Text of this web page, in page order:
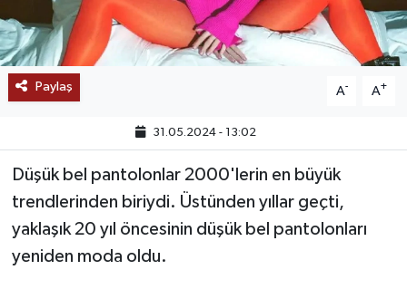
Paylaş A- A+
31.05.2024 - 13:02
Düşük bel pantolonlar 2000'lerin en büyük
trendlerinden biriydi. Üstünden yıllar geçti,
yaklaşık 20 yıl öncesinin düşük bel pantolonları
yeniden moda oldu.
KEŞFET
POPÜLER
DÜNYA
TREND
MEDYA
OTOMOTİV